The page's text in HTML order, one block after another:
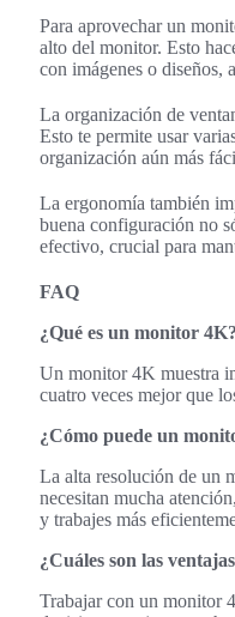
Para aprovechar un
alto del monitor. Esto
con imágenes o diseños,
La organización de
Esto te permite usar
organización aún más
La ergonomía también
buena configuración no
efectivo, crucial para
FAQ
¿Qué es un monitor 4K?
Un monitor 4K muestra
cuatro veces mejor que
¿Cómo puede un
La alta resolución de un
necesitan mucha
y trabajes más
¿Cuáles son las
Trabajar con un monitor